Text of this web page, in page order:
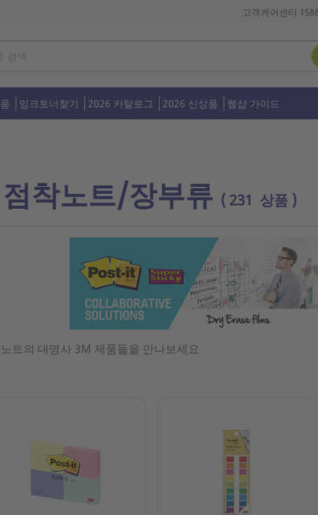
고객케어센터
잉크토너찾기 2026 카탈로그 2026 신상품 웹샵 가이드
점착노트/장부류 ( 231 상품 )
트의 대명사 3M 제품들을 만나보세요